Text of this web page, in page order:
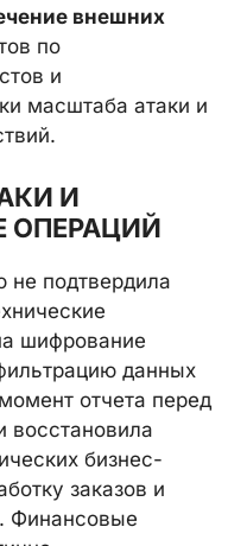
внешних
по
и
масштаба атаки и
И
ОПЕРАЦИЙ
не подтвердила
шифрование
данных
отчета перед
восстановила
бизнес-
заказов и
Финансовые